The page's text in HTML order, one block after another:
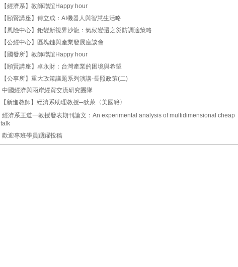
【經濟系】教師聯誼Happy hour
【頤賢講座】傅立成：AI機器人與智慧生活略
【風險中心】鉅變新視界沙龍：氣候變遷之災防調適策略
【公經中心】區塊鏈與產業發展座談會
【國發所】教師聯誼Happy hour
【頤賢講座】卓永財：台灣產業的困境與希望
【公事所】重大政策議題系列演講-長照政策(二)
中國經濟與兩岸經貿交流研究團隊
【新進教師】經濟系助理教授─狄萊〈美國籍〉
經濟系王道一教授發表期刊論文：An experimental analysis of multidimensional cheap
talk
歡迎專班學員踴躍投稿